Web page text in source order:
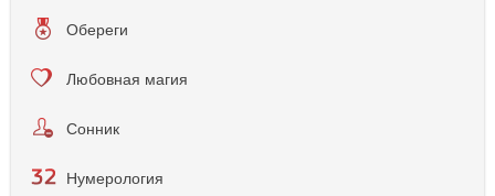
Обереги
Любовная магия
Сонник
Нумерология